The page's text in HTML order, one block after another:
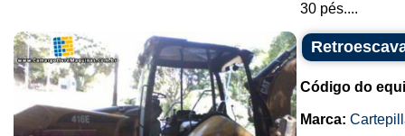
30 pés....
Código do
Marca: